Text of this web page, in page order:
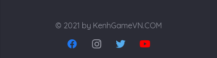
© 2021 by KenhGameVN.COM